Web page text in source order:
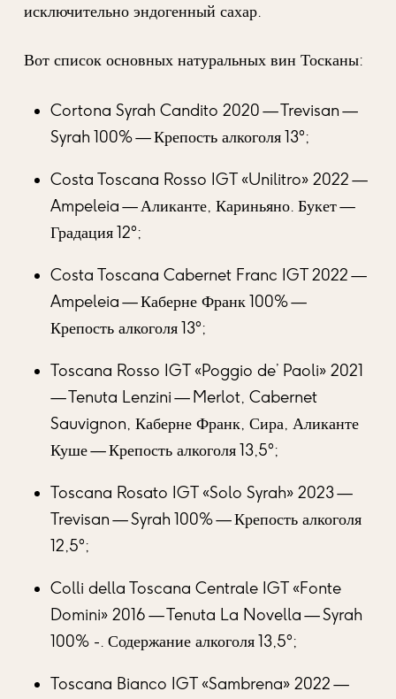
исключительно эндогенный сахар.
Вот список основных натуральных вин Тосканы:
Cortona Syrah Candito 2020 — Trevisan —
Syrah 100% — Крепость алкоголя 13°;
Costa Toscana Rosso IGT «Unilitro» 2022 —
Ampeleia — Аликанте, Кариньяно. Букет —
Градация 12°;
Costa Toscana Cabernet Franc IGT 2022 —
Ampeleia — Каберне Франк 100% —
Крепость алкоголя 13°;
Toscana Rosso IGT «Poggio de’ Paoli» 2021
— Tenuta Lenzini — Merlot, Cabernet
Sauvignon, Каберне Франк, Сира, Аликанте
Куше — Крепость алкоголя 13,5°;
Toscana Rosato IGT «Solo Syrah» 2023 —
Trevisan — Syrah 100% — Крепость алкоголя
12,5°;
Colli della Toscana Centrale IGT «Fonte
Domini» 2016 — Tenuta La Novella — Syrah
100% -. Содержание алкоголя 13,5°;
Toscana Bianco IGT «Sambrena» 2022 —